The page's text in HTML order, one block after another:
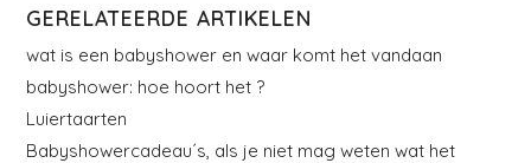
GERELATEERDE ARTIKELEN
wat is een babyshower en waar komt het vandaan
babyshower: hoe hoort het ?
Luiertaarten
Babyshowercadeau´s, als je niet mag weten wat het